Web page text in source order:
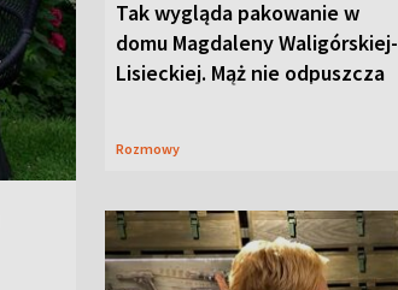
Tak wygląda pakowanie w
domu Magdaleny Waligórskiej-
Lisieckiej. Mąż nie odpuszcza
Rozmowy